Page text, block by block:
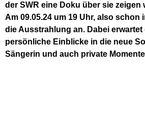
der SWR eine Doku über sie zeigen
Am 09.05.24 um 19 Uhr, also schon
die Ausstrahlung an. Dabei
persönliche Einblicke in die neue
Sängerin und auch private